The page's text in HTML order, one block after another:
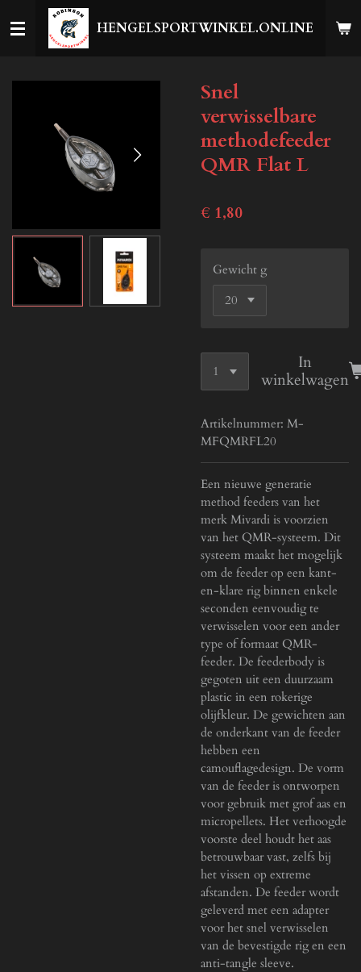
direct
HENGELSPORTWINKEL.ONLINE
Snel
verwisselbare
methodefeeder
QMR Flat L
€ 1,80
Gewicht g
In
winkelwagen
Artikelnummer: M-
MFQMRFL20
Een nieuwe generatie
method feeders van het
merk Mivardi is voorzien
van het QMR-systeem. Dit
systeem maakt het mogelijk
om de feeder op een kant-
en-klare rig binnen enkele
seconden eenvoudig te
verwisselen voor een ander
type of formaat QMR-
feeder. De feederbody is
gegoten uit een duurzaam
plastic in een rokerige
olijfkleur. De gewichten aan
de onderkant van de feeder
hebben een
camouflagedesign. De vorm
van de feeder is ontworpen
voor gebruik met grof aas en
micropellets. Het verhoogde
voorste deel houdt het aas
betrouwbaar vast, zelfs bij
het vissen op extreme
afstanden. De feeder wordt
geleverd met een adapter
voor het snel verwisselen
van de bevestigde rig en een
anti-tangle sleeve.